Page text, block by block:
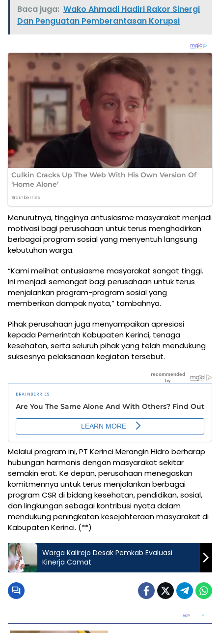
Baca juga: Wako Ahmadi Hadiri Rakor Sinergi
Dan Penguatan Pemberantasan Korupsi
Menurutnya, tingginya antusiasme masyarakat menjadi
motivasi bagi perusahaan untuk terus menghadirkan
berbagai program sosial yang menyentuh langsung
kebutuhan warga.
“Kami melihat antusiasme masyarakat sangat tinggi.
Ini menjadi semangat bagi perusahaan untuk terus
menjalankan program-program sosial yang
memberikan dampak nyata,” tambahnya.
Pihak perusahaan juga menyampaikan apresiasi
kepada Pemerintah Kabupaten Kerinci, tenaga
kesehatan, serta seluruh pihak yang telah mendukung
suksesnya pelaksanaan kegiatan tersebut.
Melalui program ini, PT Kerinci Merangin Hidro berharap
hubungan harmonis dengan masyarakat sekitar
semakin erat. Ke depan, perusahaan menegaskan
komitmennya untuk terus menjalankan berbagai
program CSR di bidang kesehatan, pendidikan, sosial,
dan lingkungan sebagai kontribusi nyata dalam
mendukung peningkatan kesejahteraan masyarakat di
Kabupaten Kerinci. (**)
Warga Kalirejo Desak Pemkab Evaluasi
Kinerja Camat